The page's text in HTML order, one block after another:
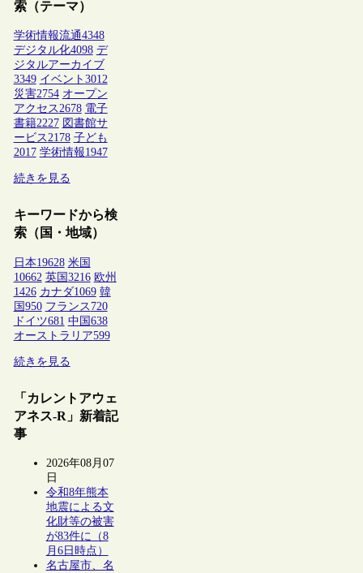
索（テーマ）
学術情報流通4348
デジタル化4098 デ
ジタルアーカイブ
3349 イベント 3012
災害2754 オープン
アクセス2678 電子
書籍2227 図書館サ
ービス2178 子ども
2017 学術情報1947
続きを見る
キーワードから検
索（国・地域）
日本19628 米国
10662 英国3216 欧州
1426 カナダ1069 韓
国950 フランス 720
ドイツ681 中国638
オーストラリア599
続きを見る
「カレントアウェ
アネス-R」新着記
事
2026年08月07
日
令和8年熊本
地震による文
化財等の被害
が83件に（8
月6日時点）
名古屋市、名